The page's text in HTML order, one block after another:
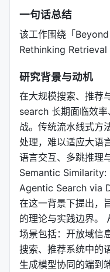
一句话总结
该工作围绕「
Rethinking
研究背景与动机
在大规模搜索、推荐
search 长期面临效
战。传统流水线式方
处理，难以适应大语
语言交互、多跳推理
Semantic
Agentic Search via
在这一背景下提出，
的理论与实践边界。
场景包括：开放域信
搜索、推荐系统中的
生成模型协同的端到